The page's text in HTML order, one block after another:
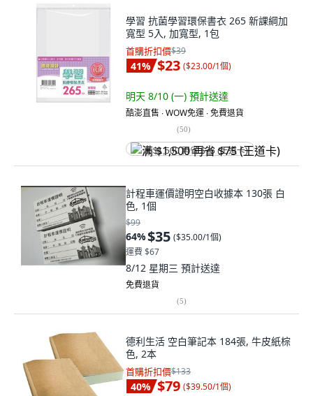
學習 抗菌學習環保書衣 265 新課綱加
寬型 5入, 加寬型, 1包
首購折扣價$39
41% $23 ($23.00/1個)
明天 8/10 (一) 預計送達
酷澎直售 ∙ WOW免運 ∙ 免費退貨
(50)
满 $1,500 再省 $75 (王道卡)
計程車運價證明空白收據本 130張 白
色, 1個
$99
64%$35 ($35.00/1個)
運費 $67
8/12 星期三 預計送達
免費退貨
(5)
德利生活 空白筆記本 184張, 牛皮紙棕
色, 2本
首購折扣價$133
40% $79 ($39.50/1個)